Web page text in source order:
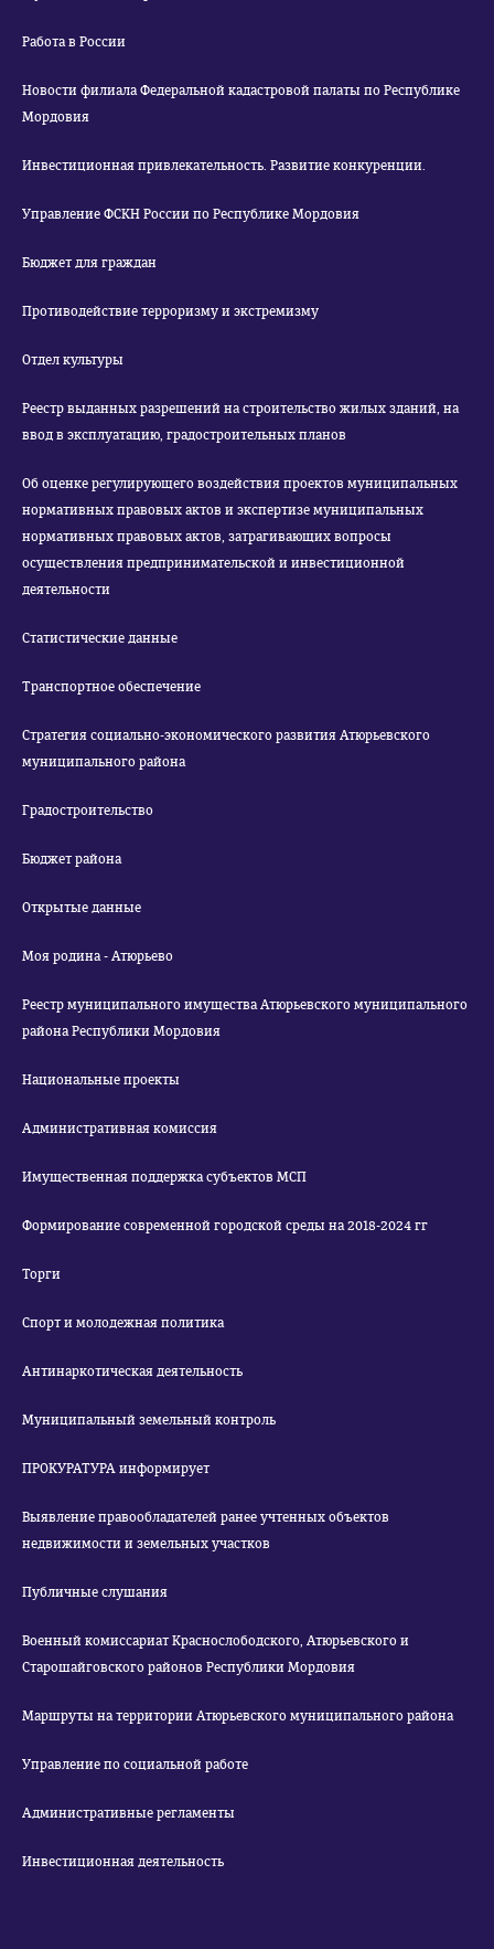
Работа в России
Новости филиала Федеральной кадастровой палаты по Республике
Мордовия
Инвестиционная привлекательность. Развитие конкуренции.
Управление ФСКН России по Республике Мордовия
Бюджет для граждан
Противодействие терроризму и экстремизму
Отдел культуры
Реестр выданных разрешений на строительство жилых зданий, на
ввод в эксплуатацию, градостроительных планов
Об оценке регулирующего воздействия проектов муниципальных
нормативных правовых актов и экспертизе муниципальных
нормативных правовых актов, затрагивающих вопросы
осуществления предпринимательской и инвестиционной
деятельности
Статистические данные
Транспортное обеспечение
Стратегия социально-экономического развития Атюрьевского
муниципального района
Градостроительство
Бюджет района
Открытые данные
Моя родина - Атюрьево
Реестр муниципального имущества Атюрьевского муниципального
района Республики Мордовия
Национальные проекты
Административная комиссия
Имущественная поддержка субъектов МСП
Формирование современной городской среды на 2018-2024 гг
Торги
Спорт и молодежная политика
Антинаркотическая деятельность
Муниципальный земельный контроль
ПРОКУРАТУРА информирует
Выявление правообладателей ранее учтенных объектов
недвижимости и земельных участков
Публичные слушания
Военный комиссариат Краснослободского, Атюрьевского и
Старошайговского районов Республики Мордовия
Маршруты на территории Атюрьевского муниципального района
Управление по социальной работе
Административные регламенты
Инвестиционная деятельность